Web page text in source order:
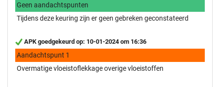
Geen aandachtspunten
Tijdens deze keuring zijn er geen gebreken geconstateerd
APK goedgekeurd op: 10-01-2024 om 16:36
Aandachtspunt 1
Overmatige vloeistoflekkage overige vloeistoffen